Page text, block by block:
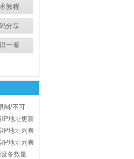
教程
分享
一看
制/不可
IP地址更新
IP地址列表
IP地址列表
备数量